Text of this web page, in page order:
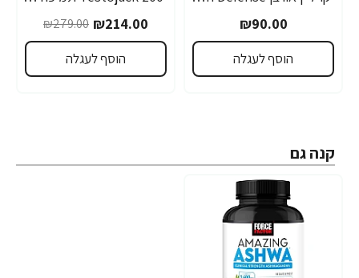
₪90.00
הוסף לעגלה
₪214.00
₪279.00
הוסף לעגלה
קנה גם